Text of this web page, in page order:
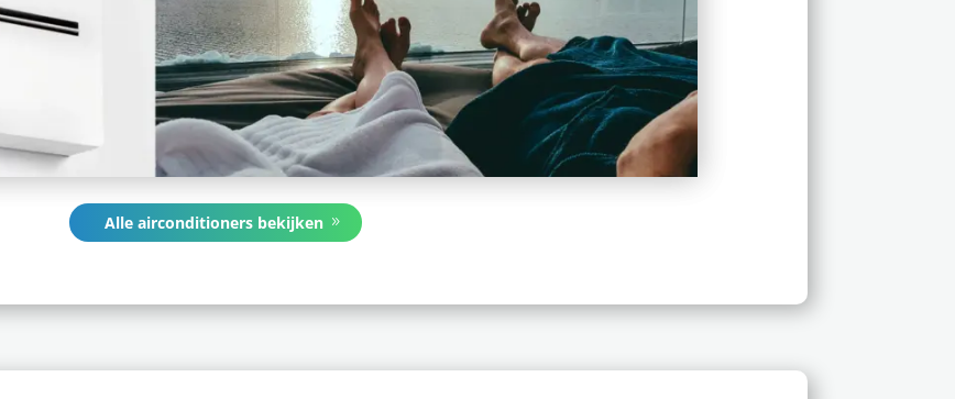
Alle airconditioners bekijken